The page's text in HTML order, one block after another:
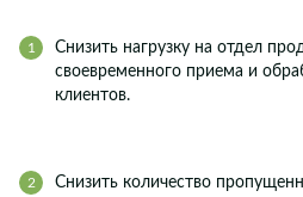
Снизить нагрузку на отдел
своевременного приема и
клиентов.
Снизить количество